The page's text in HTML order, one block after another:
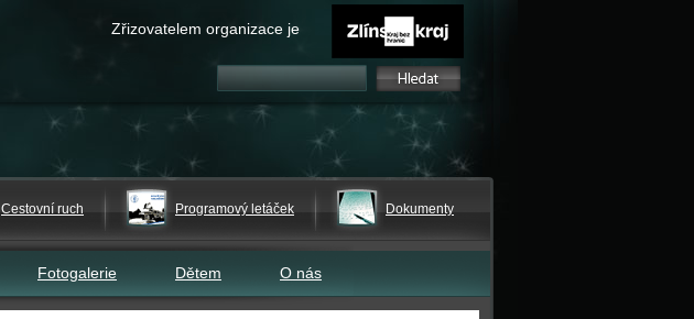
Zřizovatelem organizace je
Cestovní ruch Programový letáček Dokumenty
Fotogalerie Dětem O nás